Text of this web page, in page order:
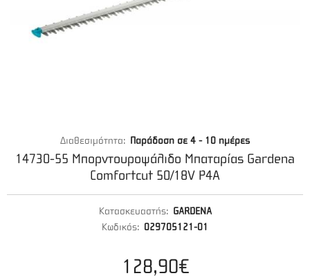
Διαθεσιμότητα: Παράδοση σε 4 - 10 ημέρες
14730-55 Μπορντουροψάλιδο Μπαταρίας Gardena
Comfortcut 50/18V P4A
Κατασκευαστής: GARDENA
Κωδικός: 029705121-01
128,90€